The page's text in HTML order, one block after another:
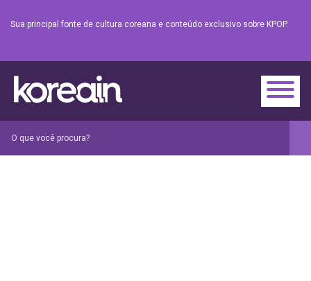
Sua principal fonte de cultura coreana e conteúdo exclusivo sobre KPOP.